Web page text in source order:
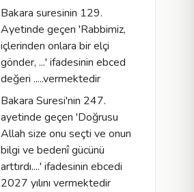
Bakara suresinin 129.
Ayetinde geçen 'Rabbimiz,
içlerinden onlara bir elçi
gönder, ...' ifadesinin ebced
değeri .....vermektedir
Bakara Suresi'nin 247.
ayetinde geçen 'Doğrusu
Allah size onu seçti ve onun
bilgi ve bedenî gücünü
arttırdı....' ifadesinin ebcedi
2027 yılını vermektedir